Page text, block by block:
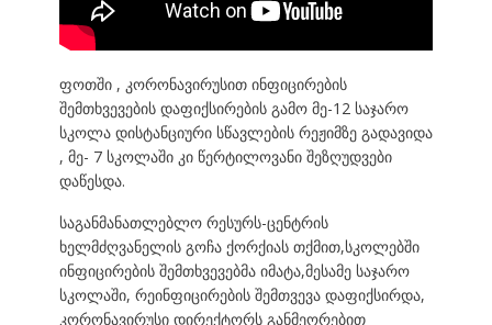
ფოთში , კორონავირუსით ინფიცირების
შემთხვევების დაფიქსირების გამო მე-12 საჯარო
სკოლა დისტანციური სწავლების რეჟიმზე გადავიდა
, მე- 7 სკოლაში კი წერტილოვანი შეზღუდვები
დაწესდა.
საგანმანათლებლო რესურს-ცენტრის
ხელმძღვანელის გოჩა ქორქიას თქმით,სკოლებში
ინფიცირების შემთხვევებმა იმატა,მესამე საჯარო
სკოლაში, რეინფიცირების შემთვევა დაფიქსირდა,
კორონავირუსი დირექტორს განმეორებით